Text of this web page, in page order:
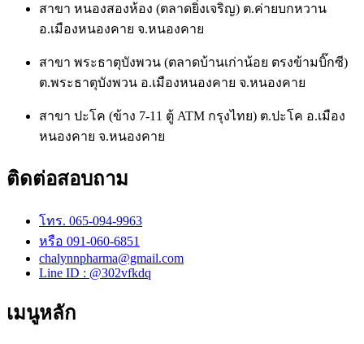
สาขา หนองสองห้อง (ตลาดยิ่งเจริญ) ต.ค่ายบกหวาน
อ.เมืองหนองคาย จ.หนองคาย
สาขา พระธาตุบังพวน (ตลาดบ้านเก่าน้อย ตรงข้ามบิ๊กซี)
ต.พระธาตุบังพวน อ.เมืองหนองคาย จ.หนองคาย
สาขา ปะโค (ข้าง 7-11 ตู้ ATM กรุงไทย) ต.ปะโค อ.เมือง
หนองคาย จ.หนองคาย
ติดต่อสอบถาม
โทร. 065-094-9963
หรือ 091-060-6851
chalynnpharma@gmail.com
Line ID : @302vfkdq
เมนูหลัก